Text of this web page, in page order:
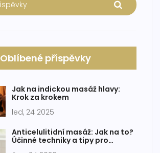
Oblíbené příspěvky
Jak na indickou masáž hlavy:
Krok za krokem
led, 24 2025
Anticelulitidní masáž: Jak na to?
Účinné techniky a tipy pro